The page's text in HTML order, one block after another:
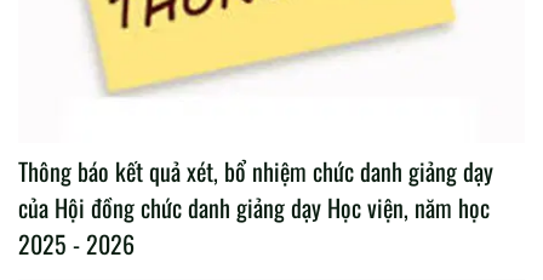
Thông báo kết quả xét, bổ nhiệm chức danh giảng dạy
của Hội đồng chức danh giảng dạy Học viện, năm học
2025 - 2026